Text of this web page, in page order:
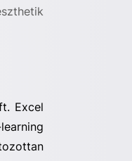
Excel